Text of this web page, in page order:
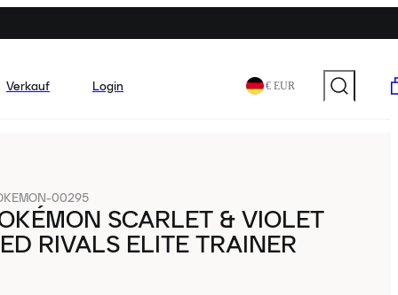
Verkauf Login € EUR
00295
SCARLET & VIOLET
RIVALS ELITE TRAINER